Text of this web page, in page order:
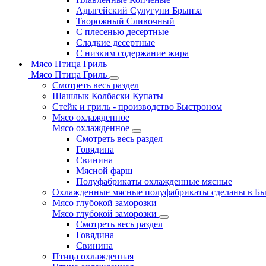
Адыгейский Сулугуни Брынза
Творожный Сливочный
С плесенью десертные
Сладкие десертные
С низким содержание жира
Мясо Птица Гриль
Мясо Птица Гриль
Смотреть весь раздел
Шашлык Колбаски Купаты
Стейк и гриль - производство Быстроном
Мясо охлажденное
Мясо охлажденное
Смотреть весь раздел
Говядина
Свинина
Мясной фарш
Полуфабрикаты охлажденные мясные
Охлажденные мясные полуфабрикаты сделаны в
Мясо глубокой заморозки
Мясо глубокой заморозки
Смотреть весь раздел
Говядина
Свинина
Птица охлажденная